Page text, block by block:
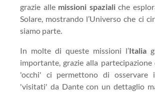
grazie alle missioni spazialiche
Solare, mostrando l’Universo che ci
siamo parte.
In molte di queste missioni l’Italia
importante, grazie alla partecipazione
'occhi' ci permettono di osservare
'visitati' da Dante con un dettaglio